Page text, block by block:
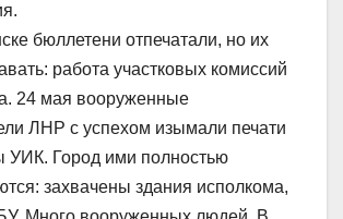
бюллетени отпечатали, но их
работа участковых комиссий
24 мая вооруженные
ЛНР с успехом изымали печати
УИК. Город ими полностью
захвачены здания исполкома,